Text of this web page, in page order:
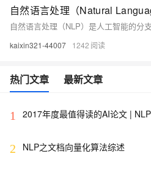
kaixin321-44007 1242
热门文章 最新文章
1 2017年度最值得读的AI论文 |
2 NLP之文档向量化算法综述